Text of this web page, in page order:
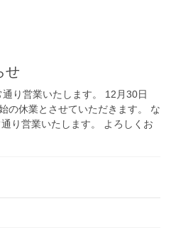
せ
り営業いたします。 12月30日
の休業とさせていただきます。 な
り営業いたします。 よろしくお